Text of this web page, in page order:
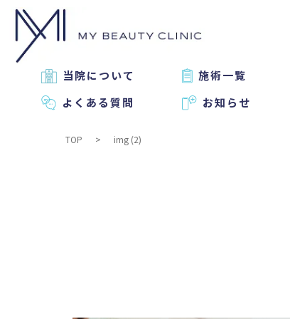
当院について 施術一覧
よくある質問
お知らせ
TOP img (2)